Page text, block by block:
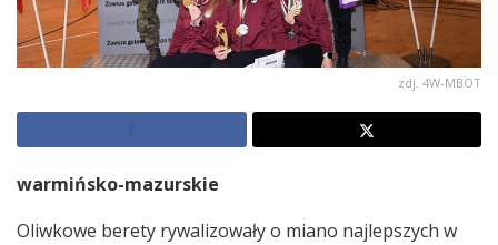
zdj. 4W-MBOT
warmińsko-mazurskie
Oliwkowe berety rywalizowały o miano najlepszych w